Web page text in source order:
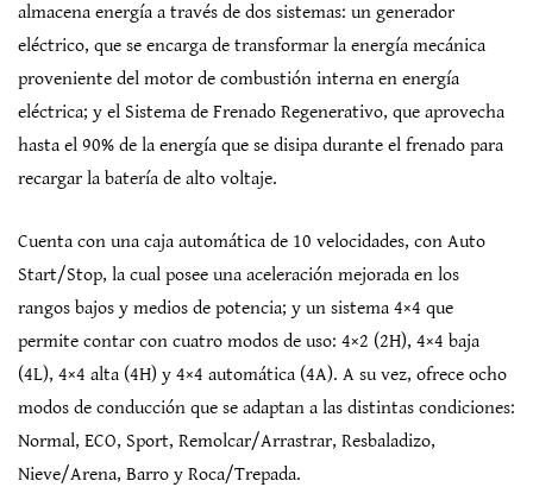
almacena energía a través de dos sistemas: un generador
eléctrico, que se encarga de transformar la energía mecánica
proveniente del motor de combustión interna en energía
eléctrica; y el Sistema de Frenado Regenerativo, que aprovecha
hasta el 90% de la energía que se disipa durante el frenado para
recargar la batería de alto voltaje.
Cuenta con una caja automática de 10 velocidades, con Auto
Start/Stop, la cual posee una aceleración mejorada en los
rangos bajos y medios de potencia; y un sistema 4×4 que
permite contar con cuatro modos de uso: 4×2 (2H), 4×4 baja
(4L), 4×4 alta (4H) y 4×4 automática (4A). A su vez, ofrece ocho
modos de conducción que se adaptan a las distintas condiciones:
Normal, ECO, Sport, Remolcar/Arrastrar, Resbaladizo,
Nieve/Arena, Barro y Roca/Trepada.